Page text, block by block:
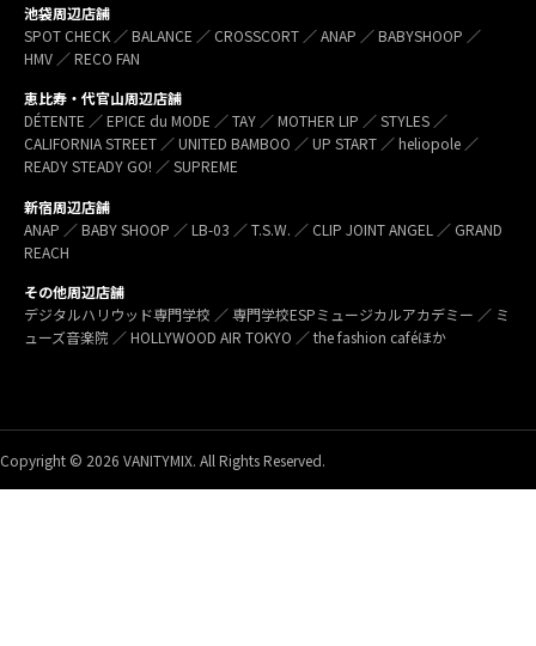
池袋周辺店舗
SPOT CHECK ／ BALANCE ／ CROSSCORT ／ ANAP ／ BABYSHOOP ／
HMV ／ RECO FAN
恵比寿・代官山周辺店舗
DÉTENTE ／ EPICE du MODE ／ TAY ／ MOTHER LIP ／ STYLES ／
CALIFORNIA STREET ／ UNITED BAMBOO ／ UP START ／ heliopole ／
READY STEADY GO! ／ SUPREME
新宿周辺店舗
ANAP ／ BABY SHOOP ／ LB-03 ／ T.S.W. ／ CLIP JOINT ANGEL ／ GRAND
REACH
その他周辺店舗
デジタルハリウッド専門学校 ／ 専門学校ESPミュージカルアカデミー ／ ミ
ューズ音楽院 ／ HOLLYWOOD AIR TOKYO ／ the fashion caféほか
Copyright © 2026 VANITYMIX. All Rights Reserved.